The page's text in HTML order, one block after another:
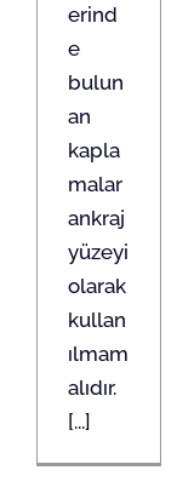
erind
e
bulun
an
kapla
malar
ankraj
yüzeyi
olarak
kullan
ılmam
alıdır.
[...]